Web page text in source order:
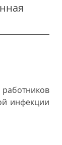
инфекции